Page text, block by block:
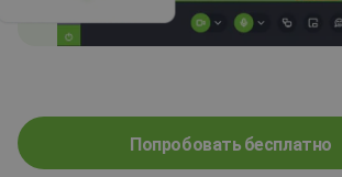
Попробовать бесплатно